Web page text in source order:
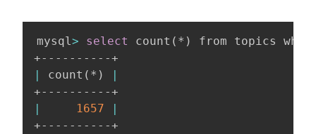
mysql > select count ( * )
from topics
|
count ( * )
|
|
1657
|